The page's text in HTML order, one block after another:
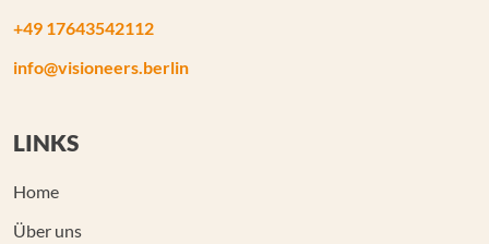
+49 17643542112
info@visioneers.berlin
LINKS
Home
Über uns